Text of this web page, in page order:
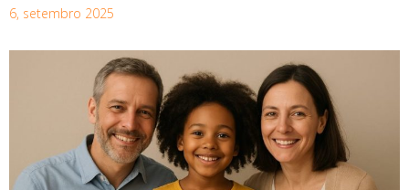
6, setembro 2025